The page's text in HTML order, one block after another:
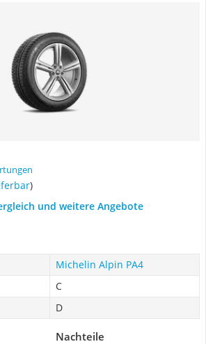
)
und weitere Angebote
Michelin Alpin PA4
C
D
Nachteile